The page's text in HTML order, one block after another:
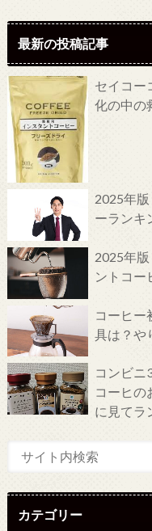
最新の投稿記事
セイコ
化の中の
2025年
ーランキ
2025年
ントコー
コーヒー
具は？や
コンビニ
コーヒの
に見てラ
カテゴリー